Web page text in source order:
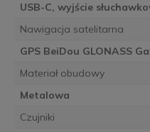
USB-C, wyjście
Nawigacja satelitarna
GPS BeiDou GLONASS
Materiał obudowy
Metalowa
Czujniki